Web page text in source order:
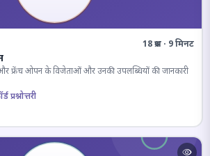
18 प्रश्न · 9 मिनट
फ्रेंच ओपन के विजेताओं और उनकी उपलब्धियों की जानकारी
प्रश्नोत्तरी